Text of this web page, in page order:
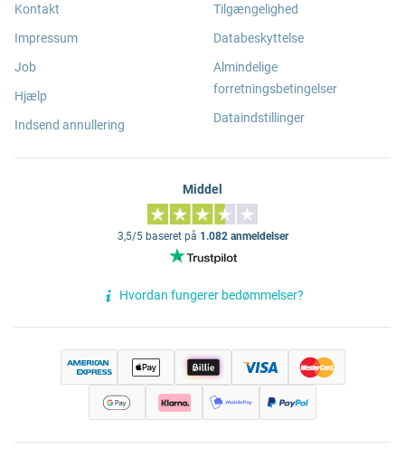
Kontakt
Impressum
Job
Hjælp
Indsend annullering
Tilgængelighed
Databeskyttelse
Almindelige
forretningsbetingelser
Dataindstillinger
Middel
3,5/5 baseret på 1.082 anmeldelser
Hvordan fungerer bedømmelser?